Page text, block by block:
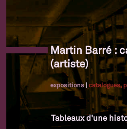
Martin Barré :
(artiste)
expositions|catalogues,
Tableaux d'une